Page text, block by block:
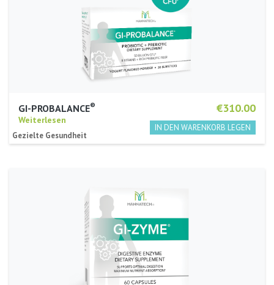
€310.00
GI-PROBALANCE®
Weiterlesen
Gezielte Gesundheit